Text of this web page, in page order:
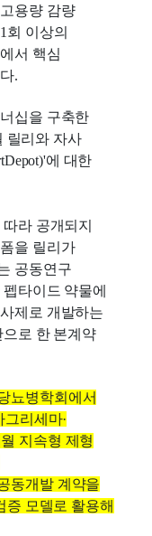
용량 감량
회 이상의
서 핵심
.
십을 구축한
릴리와 자사
에 대한
라 공개되지
을 릴리가
공동연구
타이드 약물에
제로 개발하는
로 한 본계약
뇨병학회에서
리세마·
지속형 제형
동개발 계약을
증 모델로 활용해